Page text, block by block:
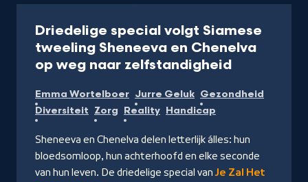
Driedelige special volgt Siamese
tweeling Sheneeva en Chenelva
op weg naar zelfstandigheid-
op
Start
Emma Wortelboer Jurre Geluk Gezondheid
Diversiteit Zorg Reality Handicap
Sheneeva en Chenelva delen letterlijk álles: hun
bloedsomloop, hun achterhoofd en elke seconde
van hun leven. De driedelige special van Je Zal Het